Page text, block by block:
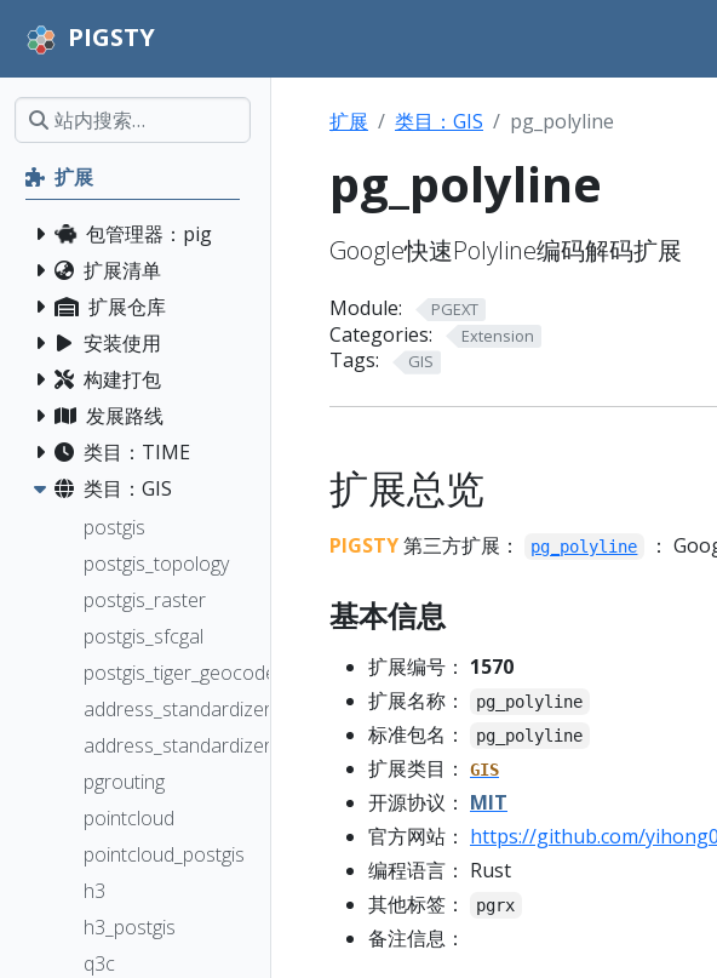
PIGSTY
扩展
包管理器：pig
扩展清单
扩展仓库
安装使用
构建打包
发展路线
类目：TIME
类目：GIS
postgis
postgis_topology
postgis_raster
postgis_sfcgal
postgis_tiger_geocoder
address_standardizer
address_standardizer_data_us
pgrouting
pointcloud
pointcloud_postgis
h3
h3_postgis
q3c
扩展 类目：GIS pg_polyline
pg_polyline
Google快速Polyline编码解码扩展
Module: PGEXT
Categories: Extension
Tags: GIS
扩展总览
PIGSTY第三方扩展： pg_polyline ：
基本信息
扩展编号： 1570
扩展名称：
pg_polyline
标准包名： pg_polyline
扩展类目： GIS
开源协议： MIT
官方网站： https://github.com/
编程语言： Rust
其他标签：
pgrx
备注信息：